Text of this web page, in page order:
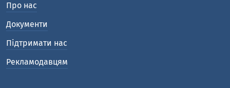
Про нас
Документи
Підтримати нас
Рекламодавцям